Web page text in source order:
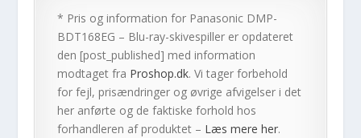
* Pris og information for Panasonic DMP-
BDT168EG – Blu-ray-skivespiller er opdateret
den [post_published] med information
modtaget fra Proshop.dk. Vi tager forbehold
for fejl, prisændringer og øvrige afvigelser i det
her anførte og de faktiske forhold hos
forhandleren af produktet – Læs mere her.